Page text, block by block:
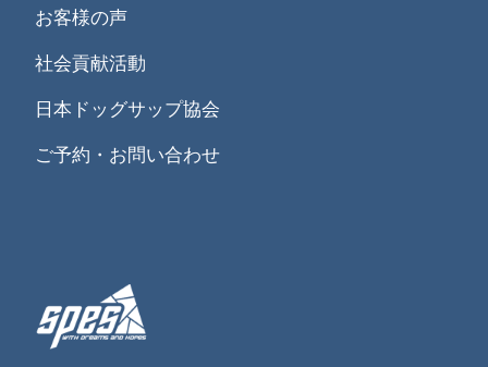
お客様の声
社会貢献活動
日本ドッグサップ協会
ご予約・お問い合わせ